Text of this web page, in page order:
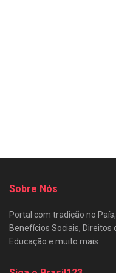
Sobre Nós
Portal com tradição no
Benefícios Sociais, Direitos
Educação e muito mais